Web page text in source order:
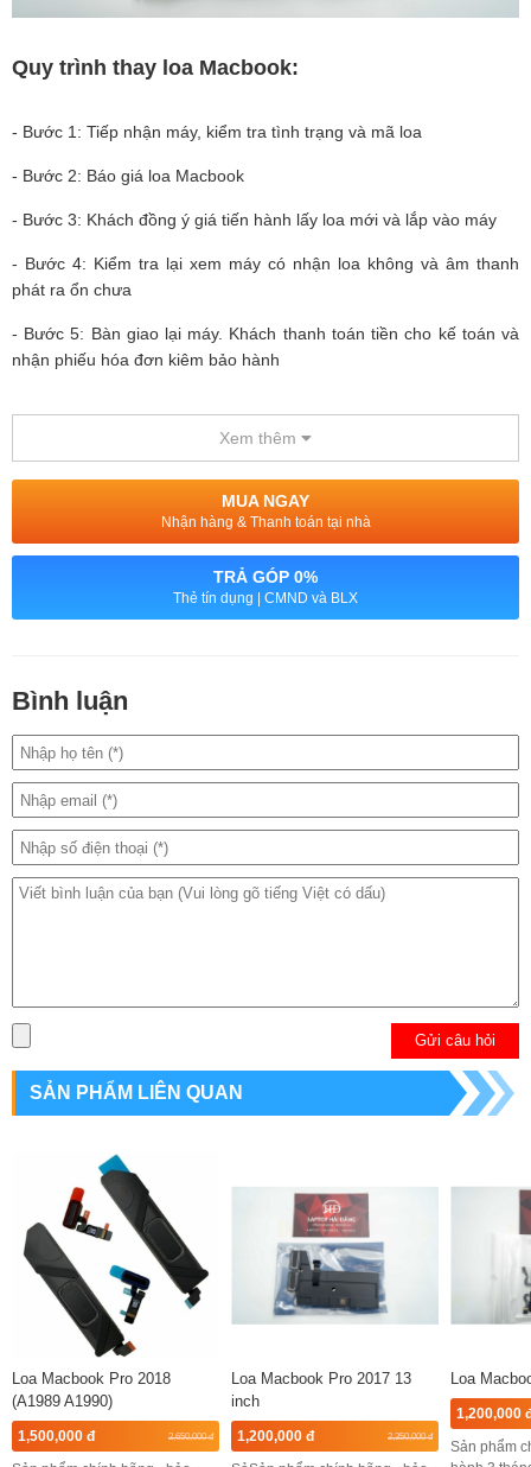
Quy trình thay loa Macbook:
- Bước 1: Tiếp nhận máy, kiểm tra tình trạng và mã loa
- Bước 2: Báo giá loa Macbook
- Bước 3: Khách đồng ý giá tiến hành lấy loa mới và lắp vào máy
- Bước 4: Kiểm tra lại xem máy có nhận loa không và âm thanh
phát ra ổn chưa
- Bước 5: Bàn giao lại máy. Khách thanh toán tiền cho kế toán và
nhận phiếu hóa đơn kiêm bảo hành
Bảo hành:
- Thời hạn bảo hành 3 tháng
- Đổi mới nếu phát sinh lỗi và không đúng mẫu mã
- Trường hợp không nhận bảo hành: loa không còn nguyên vẹn, bị
dính nước, không có hoặc rách tem bảo hành.
+ Facebook: https://www.facebook.com/haidangmacbook
+ Địa chỉ:24 Thái Hà, Trung Liệt, Đống Đa, Hà Nội
Xem thêm
MUA NGAY
Nhận hàng & Thanh toán tại nhà
TRẢ GÓP 0%
Thẻ tín dụng | CMND và BLX
Bình luận
Gửi câu hỏi
SẢN PHẨM LIÊN QUAN
Loa Macbook Pro 2018
(A1989 A1990)
1,500,000 đ 2,650,000 đ
Loa Macbook Pro 2017 13
inch
1,200,000 đ 2,350,000 đ
Loa
1,200,000
Sản phẩm